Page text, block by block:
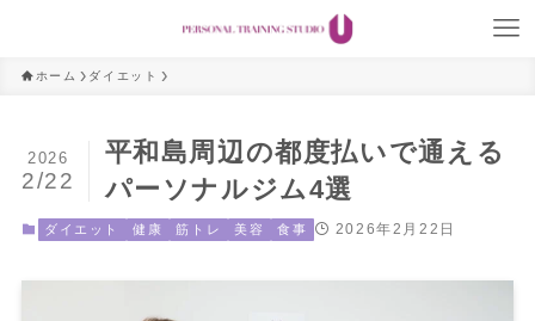
ホーム ダイエット
平和島周辺の都度払いで通える
パーソナルジム4選
2026
2/22
ダイエット 健康 筋トレ 美容 食事 2026年2月22日